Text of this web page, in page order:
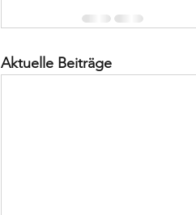
Aktuelle Beiträge